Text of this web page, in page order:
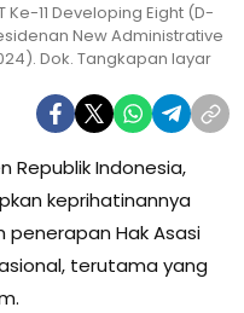
Ke-11 Developing Eight (D-
New Administrative
Dok. Tangkapan layar
Republik Indonesia,
keprihatinannya
Hak Asasi
terutama yang